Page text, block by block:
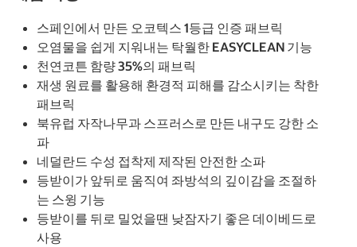
스페인에서 만든 오코텍스 1등급 인증 패브릭
오염물을 쉽게 지워내는 탁월한 EASYCLEAN 기능
천연코튼 함량 35%의 패브릭
재생 원료를 활용해 환경적 피해를 감소시키는 착한
패브릭
북유럽 자작나무과 스프러스로 만든 내구도 강한 소
파
네덜란드 수성 접착제 제작된 안전한 소파
등받이가 앞뒤로 움직여 좌방석의 깊이감을 조절하
는 스윙 기능
등받이를 뒤로 밀었을땐 낮잠자기 좋은 데이베드로
사용